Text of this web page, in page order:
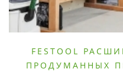
FESTOOL
ПРОДУМАННЫХ